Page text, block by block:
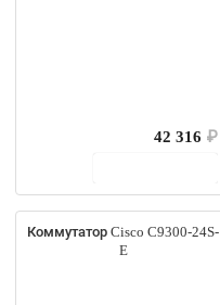
42 316 ₽
Коммутатор Cisco C9300-24S-
E